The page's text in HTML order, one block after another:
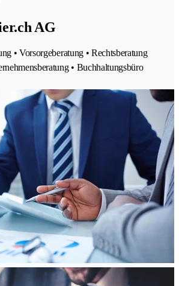
AG
• Vorsorgeberatung • Rechtsberatung
• Buchhaltungsbüro